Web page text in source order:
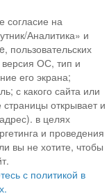
согласие на
Аналитика» и
пользовательских
ОС, тип и
его экрана;
с какого сайта или
открывает и
в целях
и проведения
вы не хотите, чтобы
с политикой в